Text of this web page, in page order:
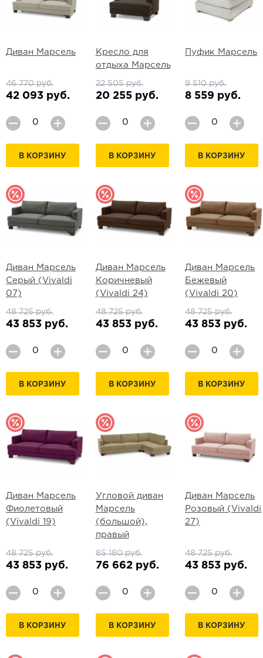
Диван Марсель
46 770 руб.
42 093 руб.
В КОРЗИНУ
Кресло для
отдыха Марсель
22 505 руб.
20 255 руб.
В КОРЗИНУ
Пуфик Марсель
9 510 руб.
8 559 руб.
В КОРЗИНУ
Диван Марсель
Серый (Vivaldi
07)
48 725 руб.
43 853 руб.
В КОРЗИНУ
Диван Марсель
Коричневый
(Vivaldi 24)
48 725 руб.
43 853 руб.
В КОРЗИНУ
Диван Марсель
Бежевый
(Vivaldi 20)
48 725 руб.
43 853 руб.
В КОРЗИНУ
Диван Марсель
Фиолетовый
(Vivaldi 19)
48 725 руб.
43 853 руб.
В КОРЗИНУ
Угловой диван
Марсель
(большой),
правый
85 180 руб.
76 662 руб.
В КОРЗИНУ
Диван Марсель
Розовый (Vivaldi
27)
48 725 руб.
43 853 руб.
В КОРЗИНУ